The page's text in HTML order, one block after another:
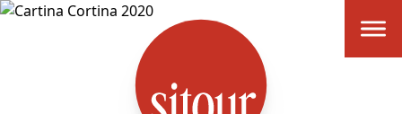
SITOUR